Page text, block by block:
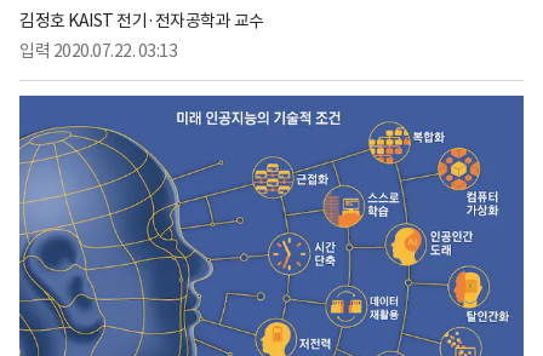
김정호 KAIST 전기·전자공학과 교수
입력 2020.07.22. 03:13